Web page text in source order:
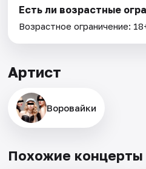
Есть ли возрастные
Возрастное ограничение:
Артист
Воровайки
Похожие концерты